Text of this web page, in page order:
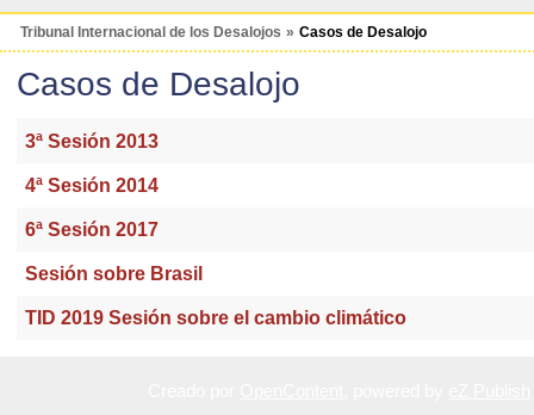
Tribunal Internacional de los Desalojos » Casos de Desalojo
Casos de Desalojo
3ª Sesión 2013
4ª Sesión 2014
6ª Sesión 2017
Sesión sobre Brasil
TID 2019 Sesión sobre el cambio climático